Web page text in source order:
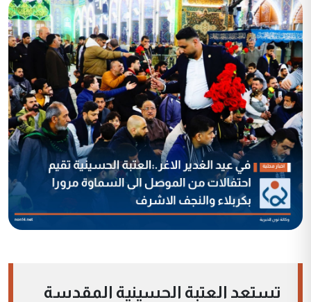
تستعد العتبة الحسينية المقدسة